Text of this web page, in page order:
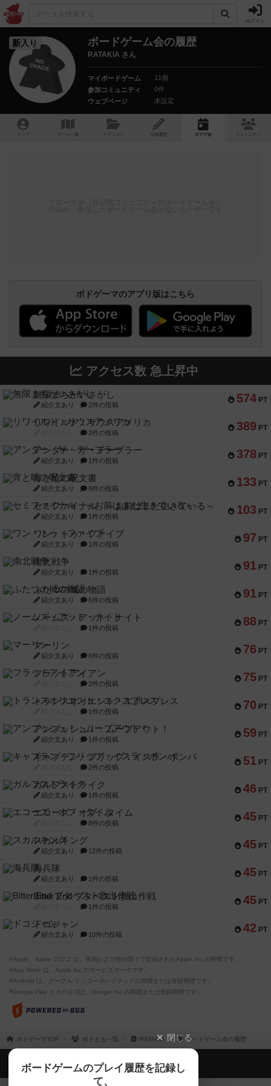
ログイン
新入り ボードゲーム会の履歴
RATAKIA さん
マイボードゲーム
11個
参加コミュニティ
0件
ウェブページ
未設定
トップ ゲーム一覧 マイリスト 投稿履歴 ボ ドゲ会 コミュニティ
ボドゲーマのアプリ版はこちら
アクセス数 急上昇中
574 PT
無限まちがいさがし
紹介文あり 2件の投稿
389 PT
リワイルド：サウスアメリカ
2件の投稿
378 PT
アンダー・ザ・テーブラー
紹介文あり 1件の投稿
133 PT
宵と暁の呪文書
紹介文あり 8件の投稿
103 PT
セミファイナル ～お前はまだ生きている～
紹介文あり 1件の投稿
97 PT
ワン・トゥ・ファイブ
紹介文あり 1件の投稿
91 PT
南北戦争
紹介文あり 1件の投稿
91 PT
ふたつの城の物語
紹介文あり 6件の投稿
88 PT
ノームズ・アット・ナイト
1件の投稿
76 PT
マーリン
紹介文あり 6件の投稿
75 PT
フラットアイアン
2件の投稿
70 PT
トランスオリエント・エクスプレス
1件の投稿
59 PT
アンブッシュ！：ムーブアウト！
紹介文あり 1件の投稿
51 PT
キャプテン・フリップ：イスラ・ボンバ
2件の投稿
46 PT
ガルフストライク
紹介文あり 1件の投稿
45 PT
エコーズ・オブ・タイム
8件の投稿
45 PT
スカルキング
紹介文あり 12件の投稿
45 PT
海兵隊
紹介文あり 1件の投稿
45 PT
Bitter End ブタペスト救出作戦
1件の投稿
42 PT
ドコジャン
紹介文あり 10件の投稿
※Apple、Apple のロゴ は、米国および他の国々で登録されたApple Inc.の商標です。
※App Store は、Apple Inc.のサービスマークです。
※Android は、グーグル インコーポレイテッドの商標または登録商標です。
※Google Play とそのロゴは、Google Inc.の商標または登録商標です。
ボドゲーマTOP ボドとも一覧 RATAKIA ボードゲーム会の履歴
閉じる
ボードゲームのプレイ履歴を記録し
て、
ボドゲーマTOP